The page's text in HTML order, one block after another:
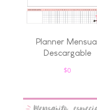
Planner Mensual
Descargable
$0